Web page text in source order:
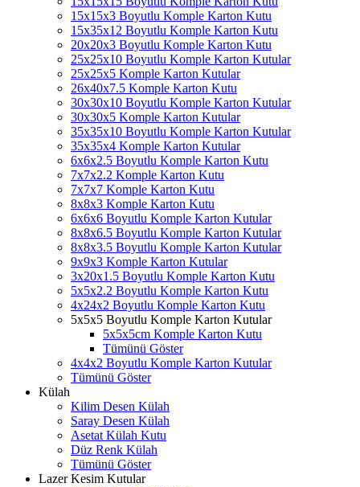
15x15x3 Boyutlu Komple Karton Kutu
15x35x12 Boyutlu Komple Karton Kutu
20x20x3 Boyutlu Komple Karton Kutu
25x25x10 Boyutlu Komple Karton Kutular
25x25x5 Komple Karton Kutular
26x40x7.5 Komple Karton Kutu
30x30x10 Boyutlu Komple Karton Kutular
30x30x5 Komple Karton Kutular
35x35x10 Boyutlu Komple Karton Kutular
35x35x4 Komple Karton Kutular
6x6x2.5 Boyutlu Komple Karton Kutu
7x7x2.2 Komple Karton Kutu
7x7x7 Komple Karton Kutu
8x8x3 Komple Karton Kutu
6x6x6 Boyutlu Komple Karton Kutular
8x8x6.5 Boyutlu Komple Karton Kutular
8x8x3.5 Boyutlu Komple Karton Kutular
9x9x3 Komple Karton Kutular
3x20x1.5 Boyutlu Komple Karton Kutu
5x5x2.2 Boyutlu Komple Karton Kutu
4x24x2 Boyutlu Komple Karton Kutu
5x5x5 Boyutlu Komple Karton Kutular
5x5x5cm Komple Karton Kutu
Tümünü Göster
4x4x2 Boyutlu Komple Karton Kutular
Tümünü Göster
Külah
Kilim Desen Külah
Saray Desen Külah
Asetat Külah Kutu
Düz Renk Külah
Tümünü Göster
Lazer Kesim Kutular